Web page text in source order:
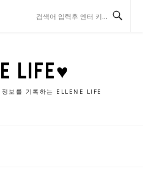
LIFE♥
보를 기록하는 ELLENE LIFE